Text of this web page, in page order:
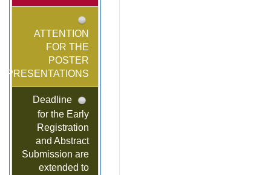
ATTENTION
FOR THE
POSTER
PRESENTATIONS!
Deadline
for the Early
Registration
and Abstract
Submission are
extended to